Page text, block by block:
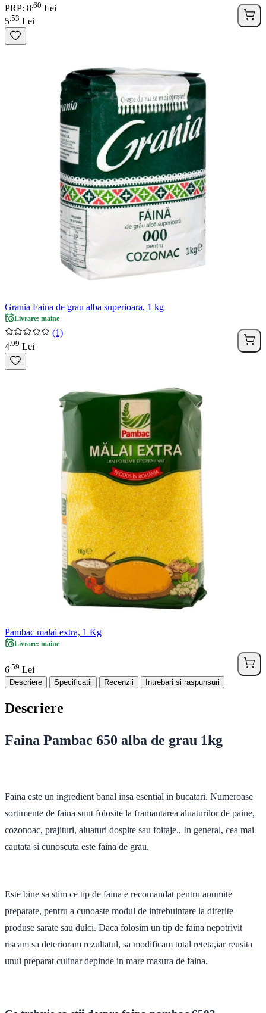
PRP: 8 60 Lei
5 53 Lei
Grania Faina de grau alba superioara, 1 kg
Livrare: maine
(1)
4 99 Lei
Pambac malai extra, 1 Kg
Livrare: maine
6 59 Lei
Descriere Specificatii Recenzii Intrebari si raspunsuri
Descriere
Faina Pambac 650 alba de grau 1kg
Faina este un ingredient banal insa esential in bucatari. Numeroase
sortimente de faina sunt folosite la framantarea aluaturilor de paine,
cozonoac, prajituri, aluaturi dospite sau foitaje., In general, cea mai
cautata si cunoscuta este faina de grau.
Este bine sa stim ce tip de faina e recomandat pentru anumite
preparate, pentru a cunoaste modul de intrebuintare la diferite
produse sarate sau dulci. Daca folosim un tip de faina nepotrivit
riscam sa deterioram rezultatul, sa modificam total reteta,iar reusita
unui preparat culinar depinde in mare masura de faina.